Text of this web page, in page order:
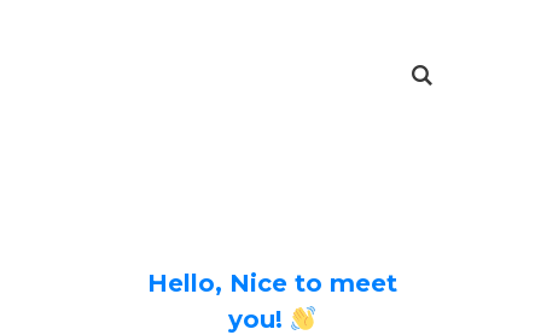
Hello, Nice to meet
you!